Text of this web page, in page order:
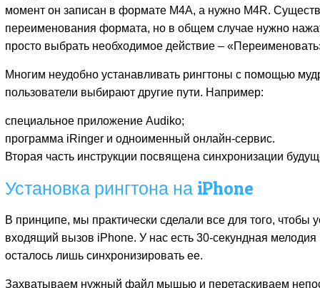
момент он записан в формате M4A, а нужно M4R.
переименования формата, но в общем случае нужно
просто выбрать необходимое действие –
Многим неудобно устанавливать рингтоны с помощью
пользователи выбирают другие пути. Например:
специальное приложение Audiko;
программа iRinger и одноименный онлайн-сервис.
Вторая часть инструкции посвящена синхронизации
Установка рингтона на iPhone
В принципе, мы практически сделали все для того, чтобы
входящий вызов iPhone. У нас есть 30-секундная
осталось лишь синхронизировать ее.
Захватываем нужный файл мышью и перетаскиваем